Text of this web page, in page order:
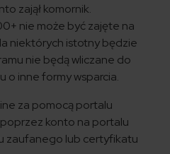
zajął komornik.
nie może być zajęte na
niektórych istotny będzie
nie będą wliczane do
o inne formy wsparcia.
za pomocą portalu
konto na portalu
zaufanego lub certyfikatu